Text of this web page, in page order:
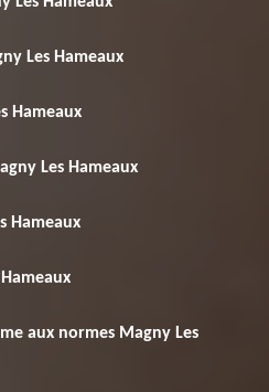
Les Hameaux
Hameaux
Les Hameaux
Hameaux
aux normes Magny Les